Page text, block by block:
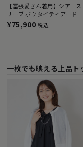
【冨張愛さん着用】シアース
リーブ ボウタイティアード ワ
ンピース
¥75,900 税込
一枚でも映える上品ト